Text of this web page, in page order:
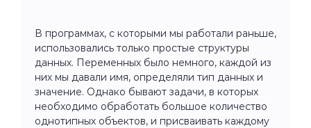
В программах, с которыми мы работали раньше,
использовались только простые структуры
данных. Переменных было немного, каждой из
них мы давали имя, определяли тип данных и
значение. Однако бывают задачи, в которых
необходимо обработать большое количество
однотипных объектов, и присваивать каждому